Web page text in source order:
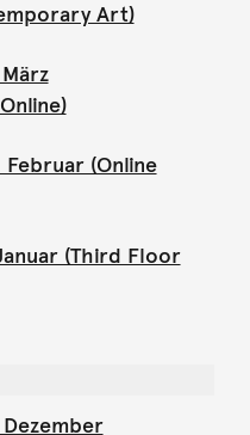
Art)
(Online
(Third Floor